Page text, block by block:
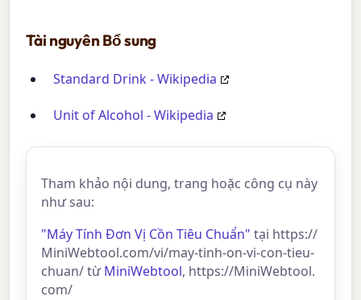
Tài nguyên Bổ sung
Standard Drink - Wikipedia
Unit of Alcohol - Wikipedia
Tham khảo nội dung, trang hoặc công cụ này
như sau:
"Máy Tính Đơn Vị Cồn Tiêu Chuẩn" tại https://
MiniWebtool.com/vi/may-tinh-on-vi-con-tieu-
chuan/ từMiniWebtool, https://MiniWebtool.
com/